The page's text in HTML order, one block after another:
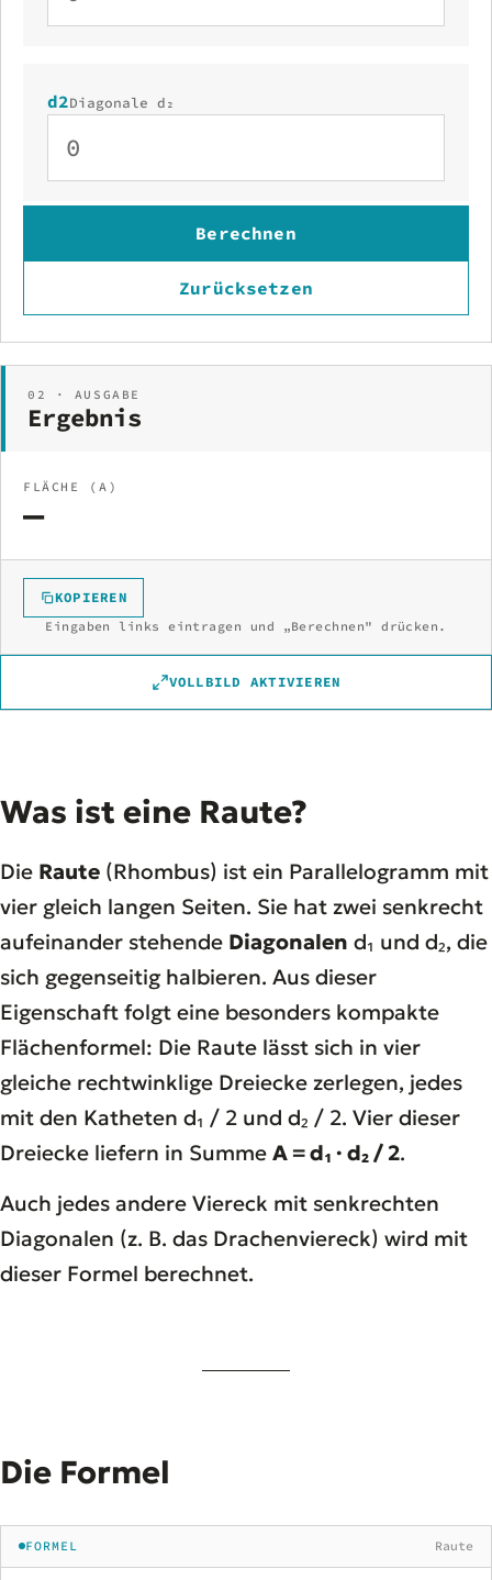
d2Diagonale d₂
Berechnen
Zurücksetzen
02 · AUSGABE
Ergebnis
FLÄCHE (A)
—
KOPIEREN
Eingaben links eintragen und „Berechnen" drücken.
VOLLBILD AKTIVIEREN
Was ist eine Raute?
Die Raute (Rhombus) ist ein Parallelogramm mit
vier gleich langen Seiten. Sie hat zwei senkrecht
aufeinander stehende Diagonalen d₁ und d₂, die
sich gegenseitig halbieren. Aus dieser
Eigenschaft folgt eine besonders kompakte
Flächenformel: Die Raute lässt sich in vier
gleiche rechtwinklige Dreiecke zerlegen, jedes
mit den Katheten d₁ / 2 und d₂ / 2. Vier dieser
Dreiecke liefern in Summe A = d₁ · d₂ / 2.
Auch jedes andere Viereck mit senkrechten
Diagonalen (z. B. das Drachenviereck) wird mit
dieser Formel berechnet.
Die Formel
FORMEL Raute